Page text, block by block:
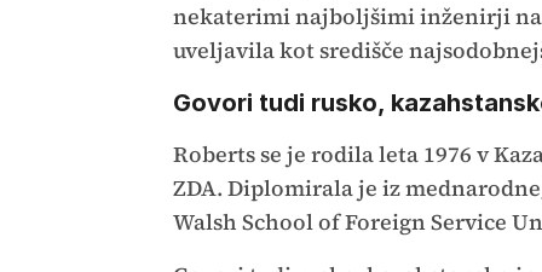
nekaterimi najboljšimi inženirji na
uveljavila kot središče
Govori tudi rusko,
Roberts se je rodila leta 1976 v
ZDA. Diplomirala je iz
Walsh School of Foreign Service